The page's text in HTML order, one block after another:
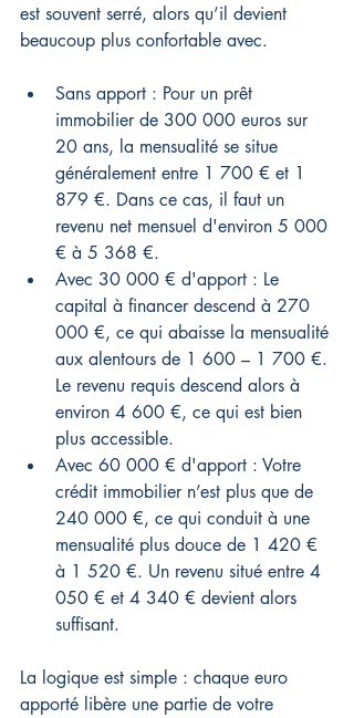
est souvent serré, alors qu’il devient
beaucoup plus confortable avec.
Sans apport : Pour un prêt
immobilier de 300 000 euros sur
20 ans, la mensualité se situe
généralement entre 1 700 € et 1
879 €. Dans ce cas, il faut un
revenu net mensuel d'environ 5 000
€ à 5 368 €.
Avec 30 000 € d'apport : Le
capital à financer descend à 270
000 €, ce qui abaisse la mensualité
aux alentours de 1 600 – 1 700 €.
Le revenu requis descend alors à
environ 4 600 €, ce qui est bien
plus accessible.
Avec 60 000 € d'apport : Votre
crédit immobilier n’est plus que de
240 000 €, ce qui conduit à une
mensualité plus douce de 1 420 €
à 1 520 €. Un revenu situé entre 4
050 € et 4 340 € devient alors
suffisant.
La logique est simple : chaque euro
apporté libère une partie de votre